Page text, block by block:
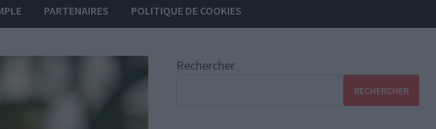
PARTENAIRES POLITIQUE DE COOKIES
Rechercher
RECHERCHER